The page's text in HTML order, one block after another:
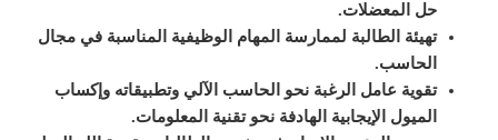
حل المعضلات.
تهيئة الطالبة لممارسة المهام الوظيفية المناسبة في مجال
الحاسب.
تقوية عامل الرغبة نحو الحاسب الآلي وتطبيقاته وإكساب
الميول الإيجابية الهادفة نحو تقنية المعلومات.